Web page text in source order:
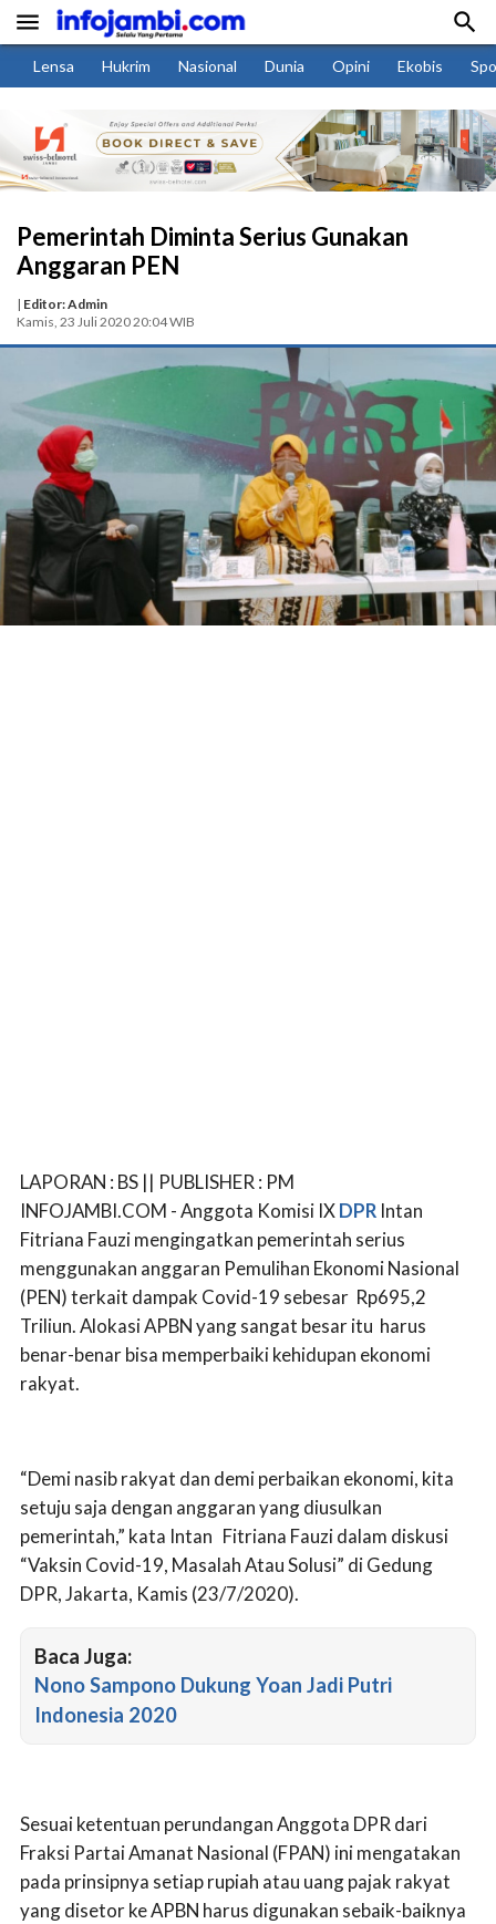
 
Lensa Hukrim Nasional Dunia Opini Ekobis
Pemerintah Diminta Serius Gunakan
Anggaran PEN
| Editor: Admin
Kamis, 23 Juli 2020 20:04 WIB
LAPORAN : BS || PUBLISHER : PM
INFOJAMBI.COM - Anggota Komisi IXDPR Intan
Fitriana Fauzi mengingatkan pemerintah serius
menggunakan anggaran Pemulihan Ekonomi Nasional
(PEN) terkait dampak Covid-19 sebesar Rp695,2
Triliun. Alokasi APBN yang sangat besar itu harus
benar-benar bisa memperbaiki kehidupan ekonomi
rakyat.
“Demi nasib rakyat dan demi perbaikan ekonomi, kita
setuju saja dengan anggaran yang diusulkan
pemerintah,” kata Intan Fitriana Fauzi dalam diskusi
“Vaksin Covid-19, Masalah Atau Solusi” di Gedung
DPR, Jakarta, Kamis (23/7/2020).
Baca Juga:
Nono Sampono Dukung Yoan Jadi Putri
Indonesia 2020
Sesuai ketentuan perundangan Anggota DPR dari
Fraksi Partai Amanat Nasional (FPAN) ini mengatakan
pada prinsipnya setiap rupiah atau uang pajak rakyat
yang disetor ke APBN harus digunakan sebaik-baiknya